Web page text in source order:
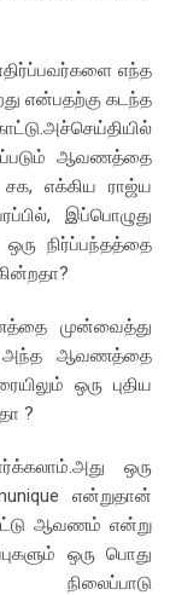
எந்த
என்பதற்கு கடந்த
ஆவணத்தை
சக, எக்கிய ராஜ்ய
இப்பொழுது
நிர்ப்பந்தத்தை
முன்வைத்து
அந்த ஆவணத்தை
ஒரு புதிய
?
ஒரு
என்றுதான்
ஆவணம் என்று
ஒரு பொது
நிலைப்பாடு